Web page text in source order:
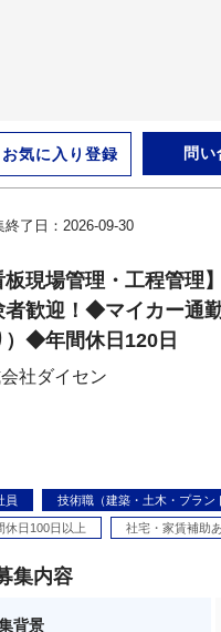
お気に入り登録 問
終了日：2026-09-30
板現場管理・工程管理
者歓迎！◆マイカー通
）◆年間休日120日
社ダイセン
員 技術職（建築・土木・プラン
休日100日以上 社宅・家賃補助
集内容
背景